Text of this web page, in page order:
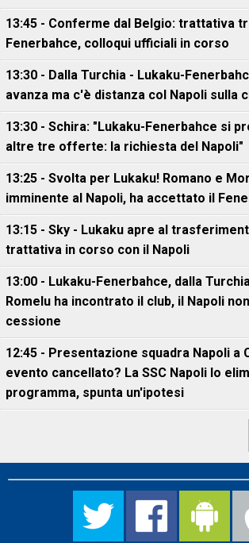
13:45 - Conferme dal Belgio: trattativa
Fenerbahce, colloqui ufficiali in corso
13:30 - Dalla Turchia - Lukaku-
avanza ma c'è distanza col Napoli sulla
13:30 - Schira: "Lukaku-Fenerbahce si
altre tre offerte: la richiesta del Napoli"
13:25 - Svolta per Lukaku! Romano e
imminente al Napoli, ha accettato il
13:15 - Sky - Lukaku apre al
trattativa in corso con il Napoli
13:00 - Lukaku-Fenerbahce, dalla
Romelu ha incontrato il club, il Napoli
cessione
12:45 - Presentazione squadra Napoli a
evento cancellato? La SSC Napoli lo
programma, spunta un'ipotesi